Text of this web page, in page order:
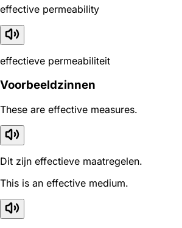
effective permeability
effectieve permeabiliteit
Voorbeeldzinnen
These are effective measures.
Dit zijn effectieve maatregelen.
This is an effective medium.